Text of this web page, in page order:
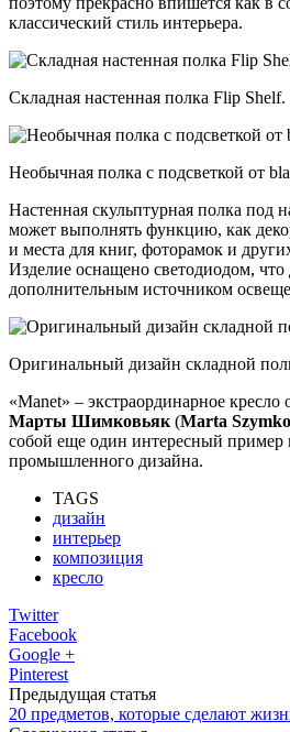
классический стиль интерьера.
Складная настенная полка Flip Shelf.
Необычная полка с подсветкой от
Настенная скульптурная полка под
может выполнять функцию, как
и места для книг, фоторамок и
Изделие оснащено светодиодом, что
дополнительным источником
Оригинальный дизайн складной
«Manet» – экстраординарное кресло
Марты Шимковьяк (Marta
собой еще один интересный пример
промышленного дизайна.
TAGS
дизайн
интерьер
композиция
кресло
Twitter
Facebook
Google +
Pinterest
Предыдущая статья
20 предметов, которые cделают